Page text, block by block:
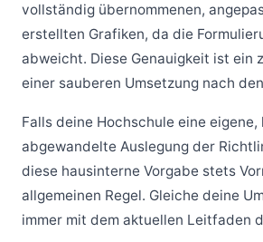
vollständig übernommenen,
erstellten Grafiken, da die
abweicht. Diese Genauigkeit ist ein
einer sauberen Umsetzung nach
Falls deine Hochschule eine eigene,
abgewandelte Auslegung der
diese hausinterne Vorgabe stets
allgemeinen Regel. Gleiche deine
immer mit dem aktuellen Leitfaden